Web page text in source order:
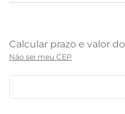
Não sei meu CEP